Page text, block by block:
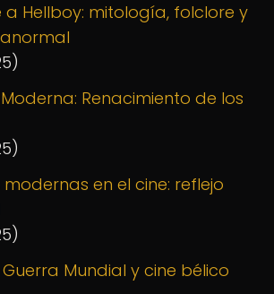
a Hellboy: mitología, folclore y
Renacimiento de los
en el cine: reflejo
Mundial y cine bélico